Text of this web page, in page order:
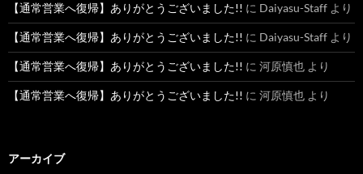
【通常営業へ復帰】ありがとうございました!! に Daiyasu-Staff より
【通常営業へ復帰】ありがとうございました!! に Daiyasu-Staff より
【通常営業へ復帰】ありがとうございました!! に 河原慎也 より
【通常営業へ復帰】ありがとうございました!! に 河原慎也 より
アーカイブ